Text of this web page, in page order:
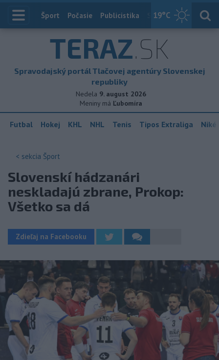
19°C
Index
Šport Počasie Publicistika Slovensko
TERAZ.SK
Spravodajský portál Tlačovej agentúry Slovenskej
republiky
Nedela 9. august 2026
Meniny má Ľubomíra
Futbal Hokej KHL NHL Tenis Tipos Extraliga
< sekcia Šport
Slovenskí hádzanári
neskladajú zbrane, Prokop:
Všetko sa dá
Zdieľaj na Facebooku